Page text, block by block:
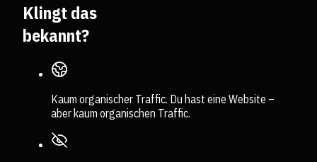
Klingt das
bekannt?
Kaum organischer Traffic. Du hast eine Website –
aber kaum organischen Traffic.